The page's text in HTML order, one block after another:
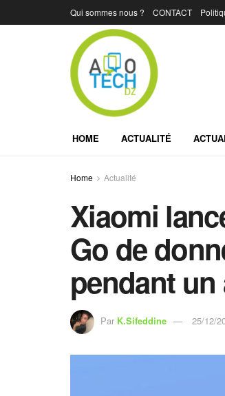
Qui sommes nous ? CONTACT
HOME ACTUALITÉ
Home Actualité
Xiaomi
Go de
pendant un
Par K.Sifeddine 25/12/